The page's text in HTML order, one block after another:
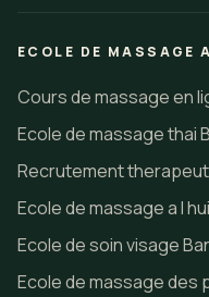
ECOLE DE MASSAGE
Cours de massage en
Ecole de massage thai
Recrutement
Ecole de massage a l
Ecole de soin visage
Ecole de massage des